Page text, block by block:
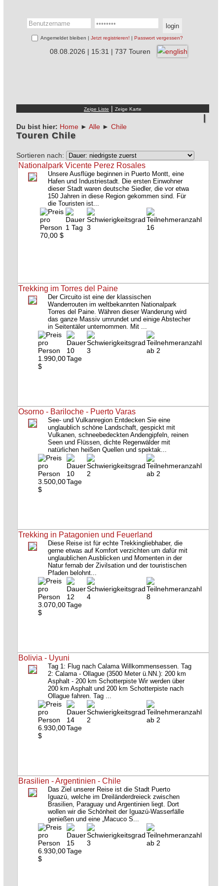
Angemeldet bleiben | Jetzt registrieren! | Passwort vergessen?
08.08.2026 | 15:31 | 737 Touren
|
Du bist hier: Home► Alle► Chile
Touren Chile
Sortieren nach:
Nationalpark Vicente Perez Rosales
Unsere Ausflüge beginnen in Puerto Montt, eine
Hafen und Industriestadt. Die ersten Einwohner
dieser Stadt waren deutsche Siedler, die vor etwa
150 Jahren in diese Region gekommen sind. Für
die Touristen ist...
70,00 $
1 Tag 3 16
Trekking im Torres del Paine
Der Circuito ist eine der klassischen
Wanderrouten im weltbekannten Nationalpark
Torres del Paine. Währen dieser Wanderung wird
das ganze Massiv umrundet und einige Abstecher
in Seitentäler unternommen. Mit ...
1.990,00
$
10
Tage
3 ab 2
Osorno - Bariloche - Puerto Varas
See- und Vulkanregion Entdecken Sie eine
unglaublich schöne Landschaft, gespickt mit
Vulkanen, schneebedeckten Andengipfeln, reinen
Seen und Flüssen, dichte Regenwälder mit
natürlichen heißen Quellen und spektak...
3.500,00
$
10
Tage
2 ab 2
Trekking in Patagonien und Feuerland
Diese Reise ist für echte Trekkingliebhaber, die
gerne etwas auf Komfort verzichten um dafür mit
unglaublichen Ausblicken und Momenten in der
Natur fernab der Zivilsation und der touristischen
Pfaden belohnt...
3.070,00
$
12
Tage
4 8
Bolivia - Uyuni
Tag 1: Flug nach Calama Willkommensessen. Tag
2: Calama - Ollague (3500 Meter ü.NN.): 200 km
Asphalt - 200 km Schotterpiste Wir werden über
200 km Asphalt und 200 km Schotterpiste nach
Ollague fahren. Tag ...
6.930,00
$
14
Tage
2 ab 2
Brasilien - Argentinien - Chile
Das Ziel unserer Reise ist die Stadt Puerto
Iguazú, welche im Dreiländerdreieck zwischen
Brasilien, Paraguay und Argentinien liegt. Dort
wollen wir die Schönheit der Iguazú-Wasserfälle
genießen und eine „Macuco S...
6.930,00
$
15
Tage
3 ab 2